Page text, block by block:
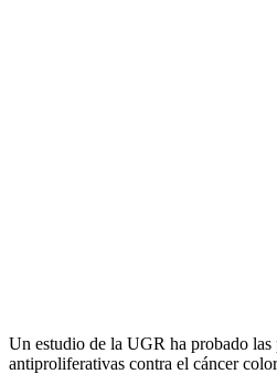
Un estudio de la UGR ha probado
antiproliferativas contra el cáncer